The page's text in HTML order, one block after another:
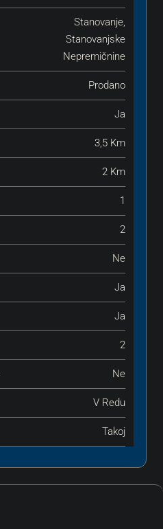
Stanovanje,
Stanovanjske
Nepremičnine
Prodano
Ja
3,5 Km
2 Km
1
2
Ne
Ja
Ja
2
Ne
V Redu
Takoj